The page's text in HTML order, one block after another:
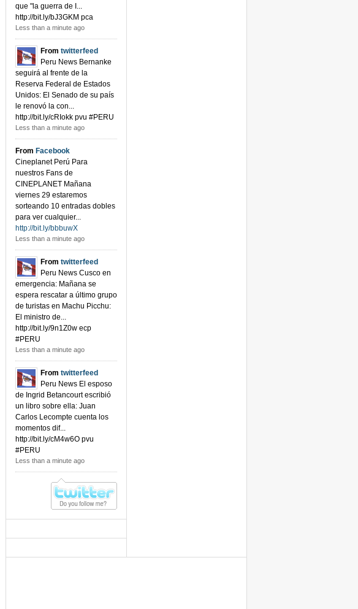
que "la guerra de I...
http://bit.ly/bJ3GKM pca
Less than a minute ago
From twitterfeed
Peru News Bernanke
seguirá al frente de la
Reserva Federal de Estados
Unidos: El Senado de su país
le renovó la con...
http://bit.ly/cRIokk pvu #PERU
Less than a minute ago
From Facebook
Cineplanet Perú Para
nuestros Fans de
CINEPLANET Mañana
viernes 29 estaremos
sorteando 10 entradas dobles
para ver cualquier...
http://bit.ly/bbbuwX
Less than a minute ago
From twitterfeed
Peru News Cusco en
emergencia: Mañana se
espera rescatar a último grupo
de turistas en Machu Picchu:
El ministro de...
http://bit.ly/9n1Z0w ecp
#PERU
Less than a minute ago
From twitterfeed
Peru News El esposo
de Ingrid Betancourt escribió
un libro sobre ella: Juan
Carlos Lecompte cuenta los
momentos dif...
http://bit.ly/cM4w6O pvu
#PERU
Less than a minute ago